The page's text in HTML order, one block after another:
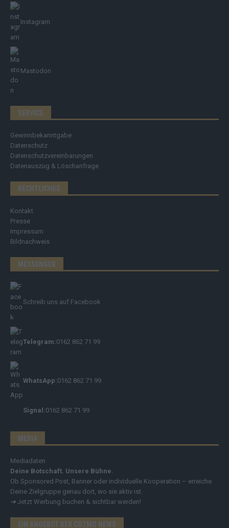
Instagram
Mastodon
SERVICE
Gewinnbekanntgabe
Datenschutz
Datenschutzvereinbarungen
Datenauszug & Löschanfrage
RECHTLICHES
Kontakt
Presse
Impressum
Bildnachweis
MESSENGER
Schreib uns auf Facebook
Telegram:0162 862 71 99
WhatsApp:0162 862 71 99
Signal:0162 862 71 99
MEDIA
Mediadaten
Deine Botschaft. Unsere Bühne.
Ob Sponsored Post, Banner oder individuelle Kooperation – erreiche
Deine Zielgruppe genau dort, wo sie aktiv ist.
➔ Jetzt Werbung buchen & sichtbar werden!
EIN ANGEBOT DER COZMO NEWS